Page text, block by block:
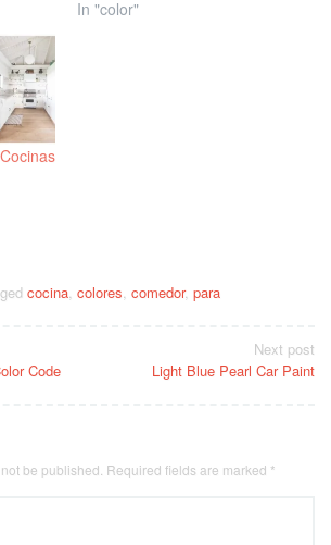
In "color"
cocina, colores, comedor, para
Code
Next post
Light Blue Pearl Car Paint
be published. Required fields are marked *